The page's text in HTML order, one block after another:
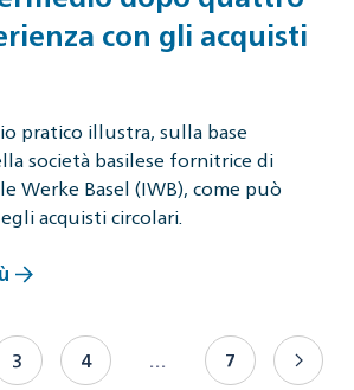
con gli acquisti
pratico illustra, sulla base
società basilese fornitrice di
Werke Basel (IWB), come può
acquisti circolari.
3 4 … 7